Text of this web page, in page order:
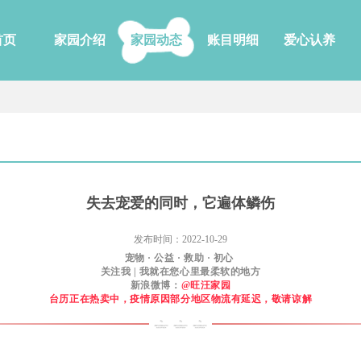
页 家园介绍 家园动态 账目明细 爱心认养
失去宠爱的同时，它遍体鳞伤
发布时间：2022-10-29
宠物 · 公益 · 救助 · 初心
关注我 | 我就在您心里最柔软的地方
新浪微博： @旺汪家园
台历正在热卖中，疫情原因部分地区物流有延迟，敬请谅解